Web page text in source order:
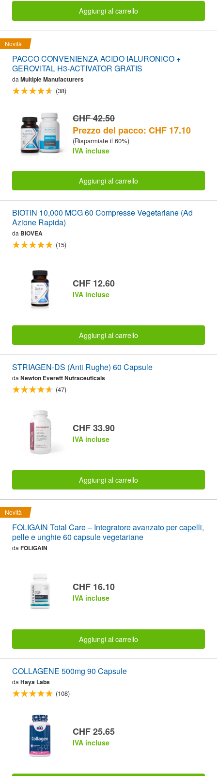
Aggiungi al carrello
Novità
PACCO CONVENIENZA ACIDO IALURONICO +
GEROVITAL H3-ACTIVATOR GRATIS
da Multiple Manufacturers
(38)
CHF 42.50
Prezzo del pacco: CHF 17.10
(Risparmiate il 60%)
IVA incluse
Aggiungi al carrello
BIOTIN 10,000 MCG 60 Compresse Vegetariane (Ad
Azione Rapida)
da BIOVEA
(15)
CHF 12.60
IVA incluse
Aggiungi al carrello
STRIAGEN-DS (Anti Rughe) 60 Capsule
da Newton Everett Nutraceuticals
(47)
CHF 33.90
IVA incluse
Aggiungi al carrello
Novità
FOLIGAIN Total Care – Integratore avanzato per capelli,
pelle e unghie 60 capsule vegetariane
da FOLIGAIN
CHF 16.10
IVA incluse
Aggiungi al carrello
COLLAGENE 500mg 90 Capsule
da Haya Labs
(108)
CHF 25.65
IVA incluse